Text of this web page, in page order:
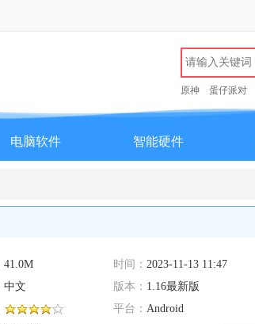
原神 蛋仔派对
电脑软件 智能硬件
41.0M 时间： 2023-11-13 11:47
中文 版本： 1.16最新版
平台： Android